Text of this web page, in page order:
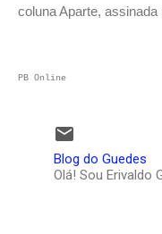
coluna Aparte,
PB Online
Blog do Guedes
Olá! Sou Erivaldo